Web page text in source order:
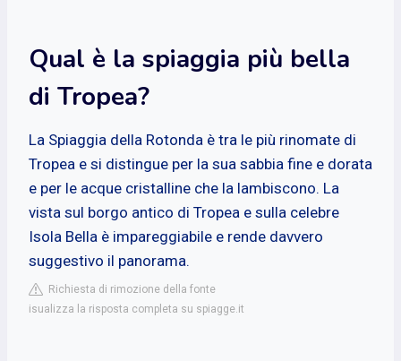
Qual è la spiaggia più bella
di Tropea?
La Spiaggia della Rotonda è tra le più rinomate di
Tropea e si distingue per la sua sabbia fine e dorata
e per le acque cristalline che la lambiscono. La
vista sul borgo antico di Tropea e sulla celebre
Isola Bella è impareggiabile e rende davvero
suggestivo il panorama.
Richiesta di rimozione della fonte
isualizza la risposta completa su spiagge.it